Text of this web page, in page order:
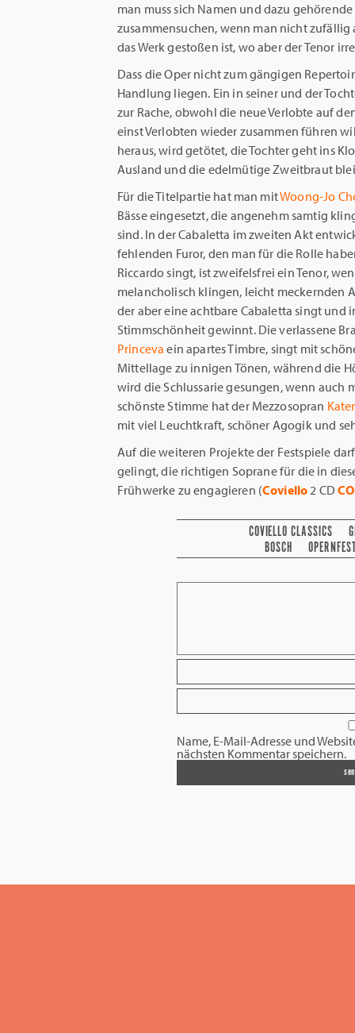
man muss sich Namen und dazu
zusammensuchen, wenn man nicht
das Werk gestoßen ist, wo aber der Tenor
Dass die Oper nicht zum gängigen
Handlung liegen. Ein in seiner und der
zur Rache, obwohl die neue Verlobte auf
einst Verlobten wieder zusammen führen
heraus, wird getötet, die Tochter geht ins
Ausland und die edelmütige Zweitbraut
Für die Titelpartie hat man mitWoong-Jo
Bässe eingesetzt, die angenehm samtig
sind. In der Cabaletta im zweiten Akt
fehlenden Furor, den man für die Rolle
Riccardo singt, ist zweifelsfrei ein Tenor,
melancholisch klingen, leicht meckernden
der aber eine achtbare Cabaletta singt und
Stimmschönheit gewinnt. Die verlassene
Princeva ein apartes Timbre, singt mit
Mittellage zu innigen Tönen, während die
wird die Schlussarie gesungen, wenn auch
schönste Stimme hat der Mezzosopran
mit viel Leuchtkraft, schöner Agogik und
Auf die weiteren Projekte der Festspiele
gelingt, die richtigen Soprane für die in
Frühwerke zu engagieren (Coviello2 CD
COVIELLO CLASSICS
BOSCH
Name, E-Mail-Adresse und
nächsten Kommentar speichern.